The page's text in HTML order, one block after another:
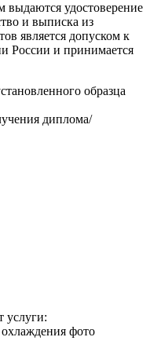
выдаются удостоверение
и выписка из
является допуском к
России и принимается
образца
диплома/
услуги: